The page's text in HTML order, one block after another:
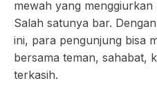
mewah yang
Salah satunya bar.
ini, para pengunjung bisa
bersama teman, sahabat,
terkasih.